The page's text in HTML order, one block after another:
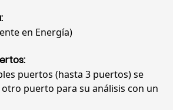
en Energía)
puertos (hasta 3 puertos) se
puerto para su análisis con un